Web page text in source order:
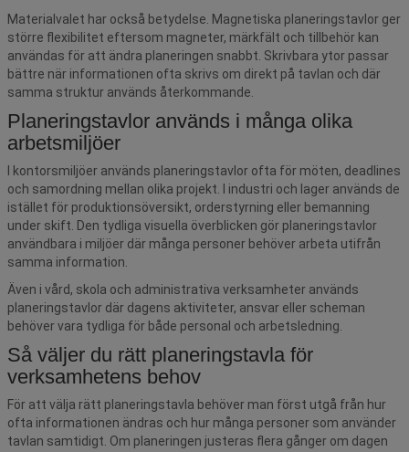
Materialvalet har också betydelse. Magnetiska planeringstavlor ger
större flexibilitet eftersom magneter, märkfält och tillbehör kan
användas för att ändra planeringen snabbt. Skrivbara ytor passar
bättre när informationen ofta skrivs om direkt på tavlan och där
samma struktur används återkommande.
Planeringstavlor används i många olika
arbetsmiljöer
I kontorsmiljöer används planeringstavlor ofta för möten, deadlines
och samordning mellan olika projekt. I industri och lager används de
istället för produktionsöversikt, orderstyrning eller bemanning
under skift. Den tydliga visuella överblicken gör planeringstavlor
användbara i miljöer där många personer behöver arbeta utifrån
samma information.
Även i vård, skola och administrativa verksamheter används
planeringstavlor där dagens aktiviteter, ansvar eller scheman
behöver vara tydliga för både personal och arbetsledning.
Så väljer du rätt planeringstavla för
verksamhetens behov
För att välja rätt planeringstavla behöver man först utgå från hur
ofta informationen ändras och hur många personer som använder
tavlan samtidigt. Om planeringen justeras flera gånger om dagen